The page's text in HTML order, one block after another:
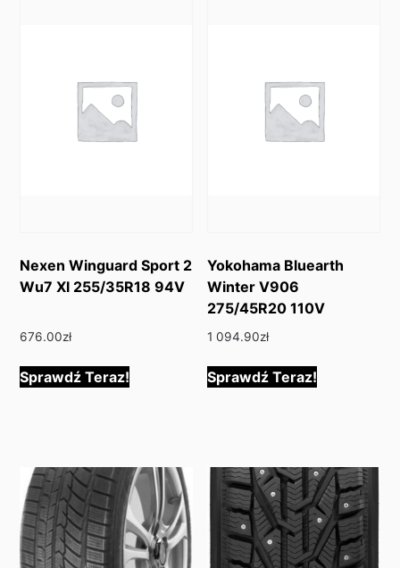
Nexen Winguard Sport 2
Wu7 Xl 255/35R18 94V
676.00zł
Sprawdź Teraz!
Yokohama Bluearth
Winter V906
275/45R20 110V
1 094.90zł
Sprawdź Teraz!